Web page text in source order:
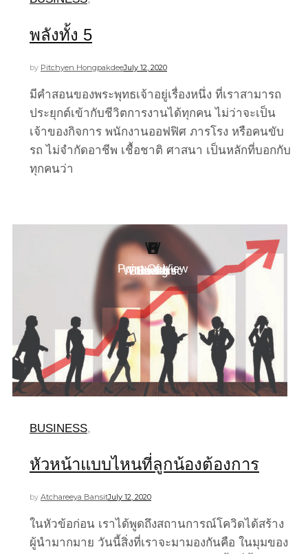
พลังทั้ง 5
by Pitchyen HongpakdeeJuly 12, 2020
มีคำสอนของพระพุทธเจ้าอยู่เรื่องหนึ่ง ที่เราสามารถ
ประยุกต์เข้ากับชีวิตการงานได้ทุกคน ไม่ว่าจะเป็น
เจ้าของกิจการ พนักงานออฟฟิศ ภารโรง หรือคนขับ
รถ ไม่จำกัดอาชีพ เชื้อชาติ ศาสนา เป็นหลักที่บอกกับ
ทุกคนว่า
BUSINESS,
หัวหน้าแบบไหนที่ลูกน้องต้องการ
by Atchareeya BansitJuly 12, 2020
ในหัวข้อก่อน เราได้พูดถึงสถานการณ์โควิดได้สร้าง
ผู้นำมากมาย วันนี้สิ่งที่เราจะมามองกันคือ ในมุมของ
H
Health
B
Business
S
Social
L
Living
P
Point Of View
W
Work Clinic